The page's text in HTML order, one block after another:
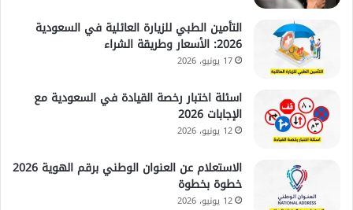
التأمين الطبي للزيارة العائلية في السعودية
2026: الأسعار وطريقة الشراء
17 يونيو، 2026
اسئلة اختبار رخصة القيادة في السعودية مع
الإجابات 2026
12 يونيو، 2026
الاستعلام عن العنوان الوطني برقم الهوية 2026
خطوة بخطوة
12 يونيو، 2026